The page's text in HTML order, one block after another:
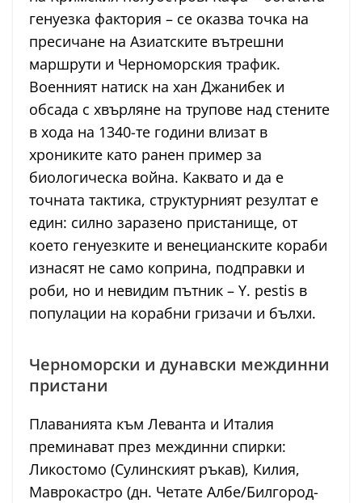
генуезка фактория – се оказва точка на
пресичане на Азиатските вътрешни
маршрути и Черноморския трафик.
Военният натиск на хан Джанибек и
обсада с хвърляне на трупове над стените
в хода на 1340-те години влизат в
хрониките като ранен пример за
биологическа война. Каквато и да е
точната тактика, структурният резултат е
един: силно заразено пристанище, от
което генуезките и венецианските кораби
изнасят не само коприна, подправки и
роби, но и невидим пътник – Y. pestis в
популации на корабни гризачи и бълхи.
Черноморски и дунавски междинни
пристани
Плаванията към Леванта и Италия
преминават през междинни спирки:
Ликостомо (Сулинският ръкав), Килия,
Маврокастро (дн. Четате Албе/Билгород-